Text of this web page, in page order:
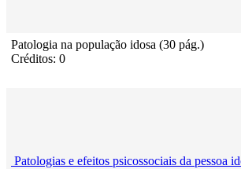
Patologia na população idosa (30 pág.)
Créditos: 0
Patologias e efeitos psicossociais da pessoa